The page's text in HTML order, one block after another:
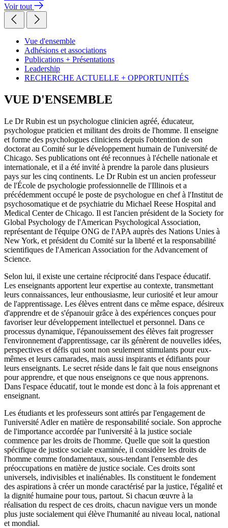
Voir tout
Vue d'ensemble
Adhésions et associations
Publications + Présentations
Leadership
RECHERCHE ACTUELLE + OPPORTUNITÉS
VUE D'ENSEMBLE
Le Dr Rubin est un psychologue clinicien agréé, éducateur,
psychologue praticien et militant des droits de l'homme. Il enseigne
et forme des psychologues cliniciens depuis l'obtention de son
doctorat au Comité sur le développement humain de l'université de
Chicago. Ses publications ont été reconnues à l'échelle nationale et
internationale, et il a été invité à prendre la parole dans plusieurs
pays sur les cinq continents. Le Dr Rubin est un ancien professeur
de l'École de psychologie professionnelle de l'Illinois et a
précédemment occupé le poste de psychologue en chef à l'Institut de
psychosomatique et de psychiatrie du Michael Reese Hospital and
Medical Center de Chicago. Il est l'ancien président de la Society for
Global Psychology de l'American Psychological Association,
représentant de l'équipe ONG de l'APA auprès des Nations Unies à
New York, et président du Comité sur la liberté et la responsabilité
scientifiques de l'American Association for the Advancement of
Science.
Selon lui, il existe une certaine réciprocité dans l'espace éducatif.
Les enseignants apportent leur expertise au contexte, transmettant
leurs connaissances, leur enthousiasme, leur curiosité et leur amour
de l'apprentissage. Les élèves entrent dans ce même espace, désireux
d'apprendre et de s'épanouir grâce à des expériences conçues pour
favoriser leur développement intellectuel et personnel. Dans ce
processus dynamique, l'épanouissement des élèves fait progresser
l'environnement d'apprentissage, car ils génèrent de nouvelles idées,
perspectives et défis qui sont non seulement stimulants pour eux-
mêmes et leurs camarades, mais aussi inspirants et édifiants pour
leurs enseignants. Le secret réside dans le fait que nous enseignons
pour apprendre, et que nous enseignons ce que nous apprenons.
Dans l'espace éducatif, tout le monde est donc à la fois apprenant et
enseignant.
Les étudiants et les professeurs sont attirés par l'engagement de
l'université Adler en matière de responsabilité sociale. Son approche
de l'importance accordée par l'université à la justice sociale
commence par les droits de l'homme. Quelle que soit la question
spécifique de justice sociale examinée, il considère les droits de
l'homme comme fondamentaux, sous-tendant l'ensemble des
préoccupations en matière de justice sociale. Ces droits sont
universels, indivisibles et inaliénables. Ils constituent le fondement
des aspirations à créer un monde caractérisé par la justice, l'égalité et
la dignité humaine pour tous, partout. Si chacun œuvre à la
réalisation du respect de ces droits, chacun navigue vers un monde
plus juste socialement qui élève l'humanité au niveau local, national
et mondial.